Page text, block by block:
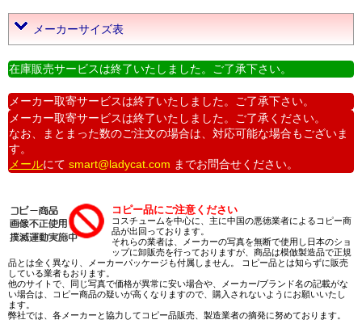
メーカーサイズ表
在庫販売サービスは終了いたしました。ご了承下さい。
メーカー取寄サービスは終了いたしました。ご了承下さい。
メーカー取寄サービスは終了いたしました。ご了承ください。
なお、まとまった数のご注文の場合は、対応可能な場合もございま
す。
メールにて smart@ladycat.com までお問合せください。
コピー品にご注意ください
コスチュームを中心に、主に中国の悪徳業者によるコピー商
品が出回っております。
それらの業者は、メーカーの写真を無断で使用し日本のショ
ップに卸販売を行っておりますが、商品は模倣製造品で正規
品とは全く異なり、メーカーパッケージも付属しません。 コピー品とは知らずに販売
している業者もおります。
他のサイトで、同じ写真で価格が異常に安い場合や、メーカー/ブランド名の記載がな
い場合は、コピー商品の疑いが高くなりますので、購入されないようにお願いいたし
ます。
弊社では、各メーカーと協力してコピー品販売、製造業者の摘発に努めております。